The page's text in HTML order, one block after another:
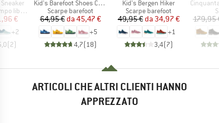
libero
ridotto
€
+2
(2)
Articolo
Kid's Barefoot Shoes Cotton Lucky
Gruppo di prodotti
Scarpe barefoot
Prezzo
64,95 € Prezzo ridotto
da 45,47 €
+5
4,7(18)
Articolo
Kid's Bergen Hiker
Gruppo di prodotti
Scarpe barefoot
Prezzo
49,95 € Prezzo ridotto
da 34,97 €
+1
3,4(7)
Articolo
Cinquantaquattro
179,95
ARTICOLI CHE ALTRI CLIENTI HANNO
APPREZZATO